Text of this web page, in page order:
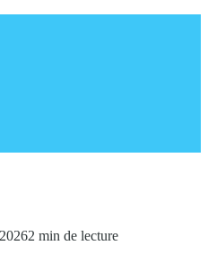
2 min de lecture